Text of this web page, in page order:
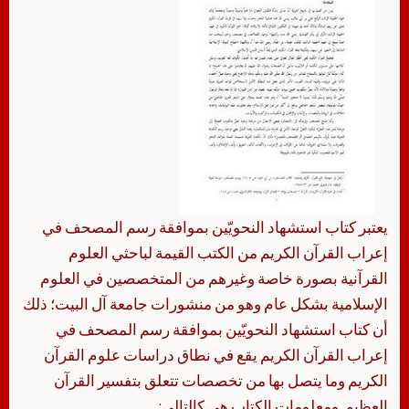
يعتبر كتاب استشهاد النحويّين بموافقة رسم المصحف في
إعراب القرآن الكريم من الكتب القيمة لباحثي العلوم
القرآنية بصورة خاصة وغيرهم من المتخصصين في العلوم
الإسلامية بشكل عام وهو من منشورات جامعة آل البيت؛ ذلك
أن كتاب استشهاد النحويّين بموافقة رسم المصحف في
إعراب القرآن الكريم يقع في نطاق دراسات علوم القرآن
الكريم وما يتصل بها من تخصصات تتعلق بتفسير القرآن